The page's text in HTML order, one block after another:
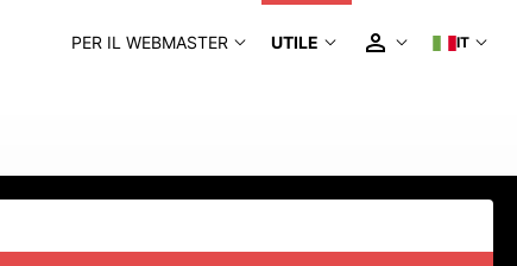
PER IL WEBMASTER UTILE IT